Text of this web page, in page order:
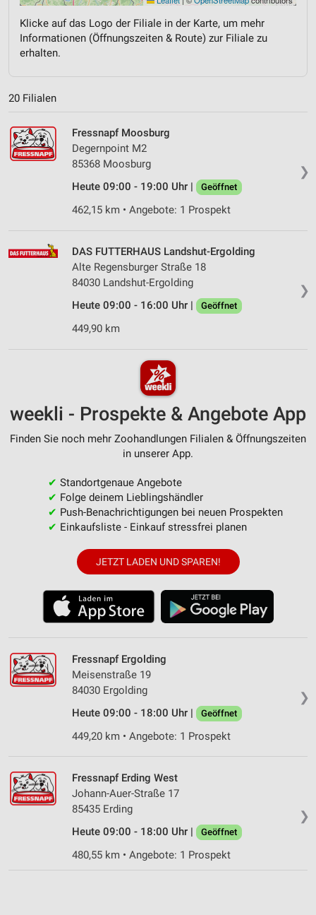
Klicke auf das Logo der Filiale in der Karte, um mehr
Informationen (Öffnungszeiten & Route) zur Filiale zu
erhalten.
20 Filialen
❯
Fressnapf Moosburg
Degernpoint M2
85368 Moosburg
Heute 09:00 - 19:00 Uhr |
Geöffnet
462,15 km • Angebote: 1 Prospekt
❯
DAS FUTTERHAUS Landshut-Ergolding
Alte Regensburger Straße 18
84030 Landshut-Ergolding
Heute 09:00 - 16:00 Uhr |
Geöffnet
449,90 km
weekli - Prospekte & Angebote App
Finden Sie noch mehr Zoohandlungen Filialen & Öffnungszeiten
in unserer App.
✔ Standortgenaue Angebote
✔ Folge deinem Lieblingshändler
✔ Push-Benachrichtigungen bei neuen Prospekten
✔ Einkaufsliste - Einkauf stressfrei planen
JETZT LADEN UND SPAREN!
❯
Fressnapf Ergolding
Meisenstraße 19
84030 Ergolding
Heute 09:00 - 18:00 Uhr |
Geöffnet
449,20 km • Angebote: 1 Prospekt
❯
Fressnapf Erding West
Johann-Auer-Straße 17
85435 Erding
Heute 09:00 - 18:00 Uhr |
Geöffnet
480,55 km • Angebote: 1 Prospekt